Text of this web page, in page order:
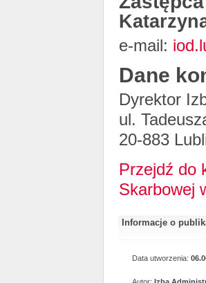
e-mail:
Dane
Dyrektor
ul.
20-883
Przejdź do
Skarbowej
Informacje o
Data utworzenia: